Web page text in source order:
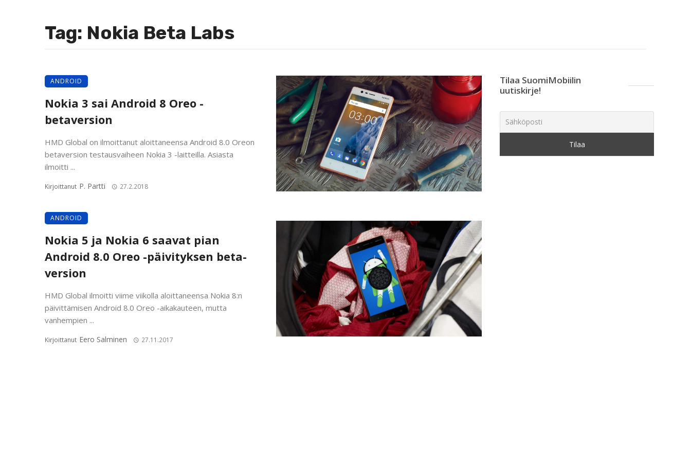
Tag: Nokia Beta Labs
ANDROID
Nokia 3 sai Android 8 Oreo -
betaversion
HMD Global on ilmoittanut aloittaneensa Android 8.0 Oreon
betaversion testausvaiheen Nokia 3 -laitteilla. Asiasta
ilmoitti ...
Kirjoittanut P. Partti 27.2.2018
ANDROID
Nokia 5 ja Nokia 6 saavat pian
Android 8.0 Oreo -päivityksen beta-
version
HMD Global ilmoitti viime viikolla aloittaneensa Nokia 8:n
päivittämisen Android 8.0 Oreo -aikakauteen, mutta
vanhempien ...
Kirjoittanut Eero Salminen 27.11.2017
Tilaa SuomiMobiilin
uutiskirje!